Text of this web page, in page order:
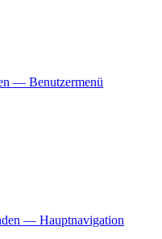
— Benutzermenü
— Hauptnavigation